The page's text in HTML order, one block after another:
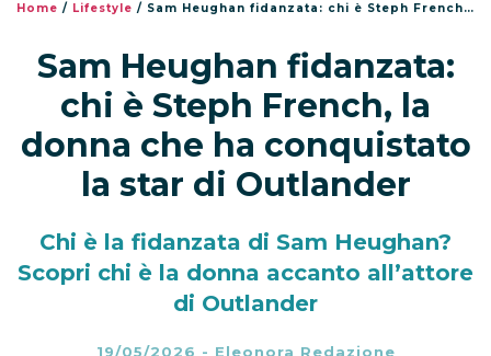
Home / Lifestyle / Sam Heughan fidanzata: chi è Steph French, la donna che ha conquistato la star di Outlander
Sam Heughan fidanzata:
chi è Steph French, la
donna che ha conquistato
la star di Outlander
Chi è la fidanzata di Sam Heughan?
Scopri chi è la donna accanto all’attore
di Outlander
19/05/2026 - Eleonora Redazione